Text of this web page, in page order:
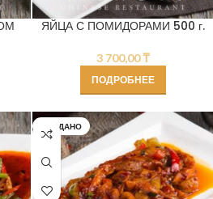
ЯЙЦА С ПОМИДОРАМИ 500 г.
3 700,00₸
ПОДРОБНЕЕ
ПРОДАНО